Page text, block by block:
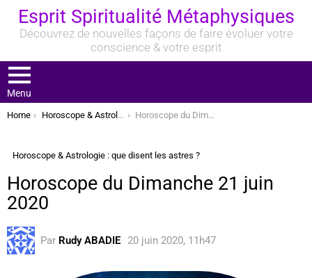
Esprit Spiritualité Métaphysiques
Découvrez de nouvelles façons de faire évoluer votre
conscience & votre esprit
Menu
You are here:
Home Horoscope & Astrologie : que disent les astres ? Horoscope du Dimanche 21 juin 2020
Horoscope & Astrologie : que disent les astres ?
Horoscope du Dimanche 21 juin
2020
Par Rudy ABADIE 20 juin 2020, 11h47